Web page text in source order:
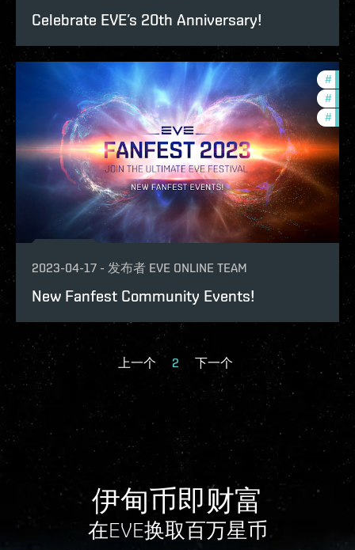
Celebrate EVE’s 20th Anniversary!
#
#
#
2023-04-17 - 发布者 EVE ONLINE TEAM
New Fanfest Community Events!
上一个 2 下一个
伊甸币即财富
在EVE换取百万星币